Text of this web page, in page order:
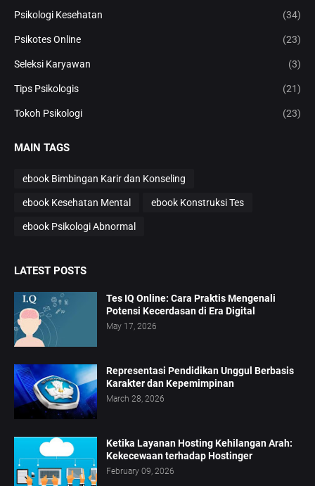
Psikologi Kesehatan (34)
Psikotes Online (23)
Seleksi Karyawan (3)
Tips Psikologis (21)
Tokoh Psikologi (23)
MAIN TAGS
ebook Bimbingan Karir dan Konseling
ebook Kesehatan Mental ebook Konstruksi Tes
ebook Psikologi Abnormal
LATEST POSTS
Tes IQ Online: Cara Praktis Mengenali
Potensi Kecerdasan di Era Digital
May 17, 2026
Representasi Pendidikan Unggul Berbasis
Karakter dan Kepemimpinan
March 28, 2026
Ketika Layanan Hosting Kehilangan Arah:
Kekecewaan terhadap Hostinger
February 09, 2026